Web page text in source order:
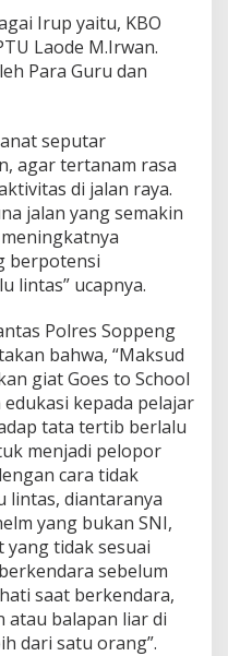
Irup yaitu, KBO
Laode M.Irwan.
Para Guru dan
seputar
agar tertanam rasa
di jalan raya.
jalan yang semakin
berpotensi
lintas” ucapnya.
Polres Soppeng
bahwa, “Maksud
giat Goes to School
kepada pelajar
tata tertib berlalu
menjadi pelopor
cara tidak
lintas, diantaranya
yang bukan SNI,
tidak sesuai
sebelum
saat berkendara,
atau balapan liar di
dari satu orang”.